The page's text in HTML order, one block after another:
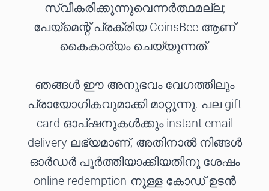
സ്വീകരിക്കുന്നുവെന്നർത്ഥമല്ല;
പേയ്മെന്റ് പ്രക്രിയ CoinsBee ആണ്
കൈകാര്യം ചെയ്യുന്നത്.
ഞങ്ങൾ ഈ അനുഭവം വേഗത്തിലും
പ്രായോഗികവുമാക്കി മാറ്റുന്നു. പല gift
card ഓപ്ഷനുകൾക്കും instant email
delivery ലഭ്യമാണ്, അതിനാൽ നിങ്ങൾ
ഓർഡർ പൂർത്തിയാക്കിയതിനു ശേഷം
online redemption-നുള്ള കോഡ് ഉടൻ